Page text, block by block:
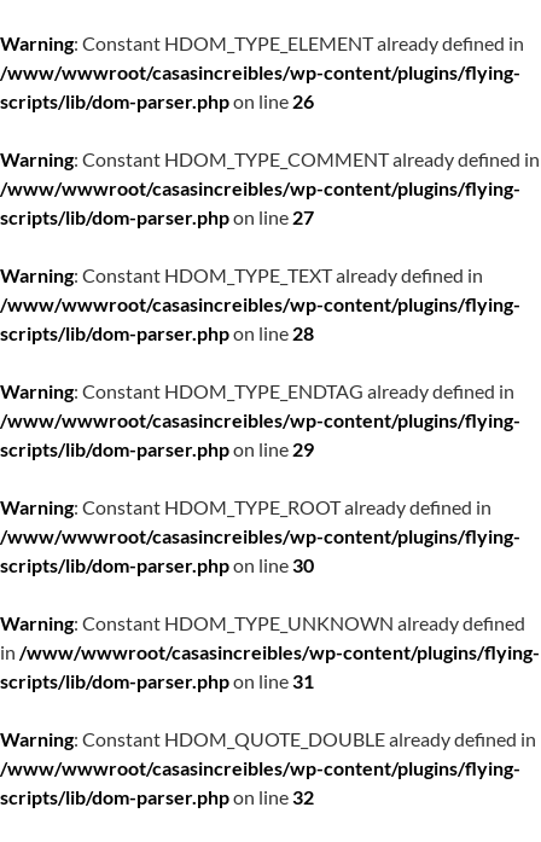
Warning: Constant HDOM_TYPE_ELEMENT already defined in
/www/wwwroot/casasincreibles/wp-content/plugins/flying-
scripts/lib/dom-parser.phpon line 26
Warning: Constant HDOM_TYPE_COMMENT already defined in
/www/wwwroot/casasincreibles/wp-content/plugins/flying-
scripts/lib/dom-parser.phpon line 27
Warning: Constant HDOM_TYPE_TEXT already defined in
/www/wwwroot/casasincreibles/wp-content/plugins/flying-
scripts/lib/dom-parser.phpon line 28
Warning: Constant HDOM_TYPE_ENDTAG already defined in
/www/wwwroot/casasincreibles/wp-content/plugins/flying-
scripts/lib/dom-parser.phpon line 29
Warning: Constant HDOM_TYPE_ROOT already defined in
/www/wwwroot/casasincreibles/wp-content/plugins/flying-
scripts/lib/dom-parser.phpon line30
Warning: Constant HDOM_TYPE_UNKNOWN already defined
in /www/wwwroot/casasincreibles/wp-content/plugins/flying-
scripts/lib/dom-parser.phpon line31
Warning: Constant HDOM_QUOTE_DOUBLE already defined in
/www/wwwroot/casasincreibles/wp-content/plugins/flying-
scripts/lib/dom-parser.phpon line32